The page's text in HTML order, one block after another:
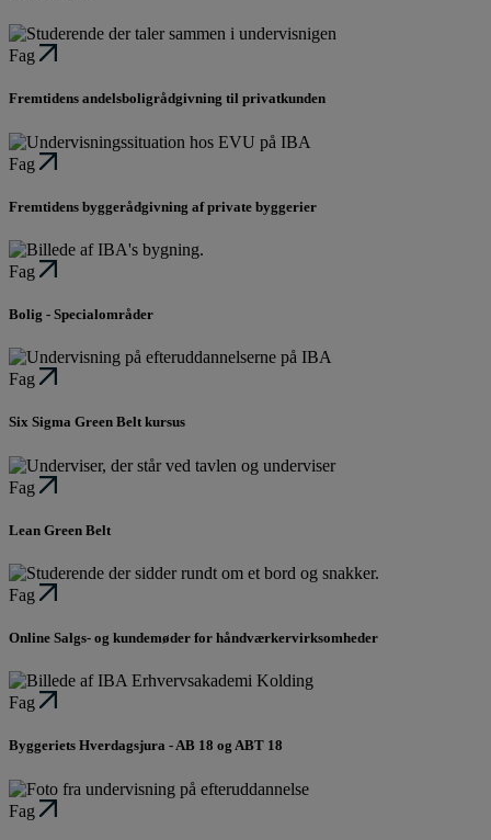
Fag
Fremtidens andelsboligrådgivning til privatkunden
Fag
Fremtidens byggerådgivning af private byggerier
Fag
Bolig - Specialområder
Fag
Six Sigma Green Belt kursus
Fag
Lean Green Belt
Fag
Online Salgs- og kundemøder for håndværkervirksomheder
Fag
Byggeriets Hverdagsjura - AB 18 og ABT 18
Fag